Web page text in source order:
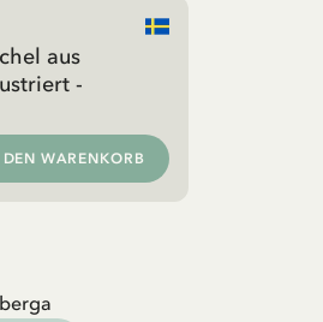
aus
-
DEN WARENKORB